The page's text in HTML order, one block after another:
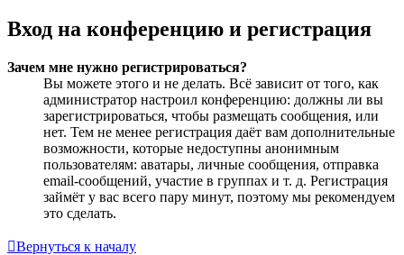
Вход на конференцию и регистрация
Зачем мне нужно регистрироваться?
Вы можете этого и не делать. Всё зависит от того, как
администратор настроил конференцию: должны ли вы
зарегистрироваться, чтобы размещать сообщения, или
нет. Тем не менее регистрация даёт вам дополнительные
возможности, которые недоступны анонимным
пользователям: аватары, личные сообщения, отправка
email-сообщений, участие в группах и т. д. Регистрация
займёт у вас всего пару минут, поэтому мы рекомендуем
это сделать.
Вернуться к началу